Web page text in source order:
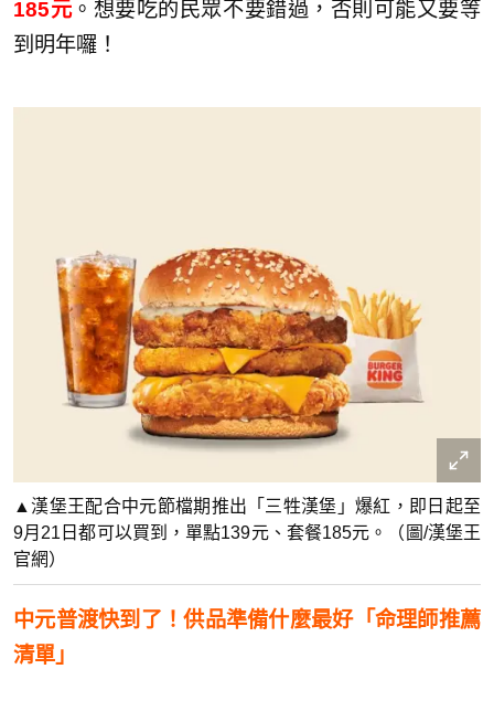
185元。想要吃的民眾不要錯過，否則可能又要等
到明年囉！
▲漢堡王配合中元節檔期推出「三牲漢堡」爆紅，即日起至
9月21日都可以買到，單點139元、套餐185元。（圖/漢堡王
官網）
中元普渡快到了！供品準備什麼最好「命理師推薦
清單」